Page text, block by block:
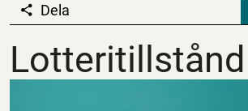
Lotteritillstånd
Dela
Lotteritillstånd